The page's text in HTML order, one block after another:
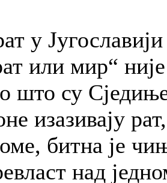
у
или мир“
што су
изазивају
битна је
над